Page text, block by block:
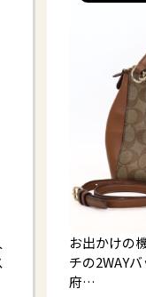
お出かけの
チの2WAY
府…